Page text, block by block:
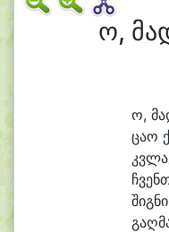
ო,
ო,
ცაო
კვლა
შიგ